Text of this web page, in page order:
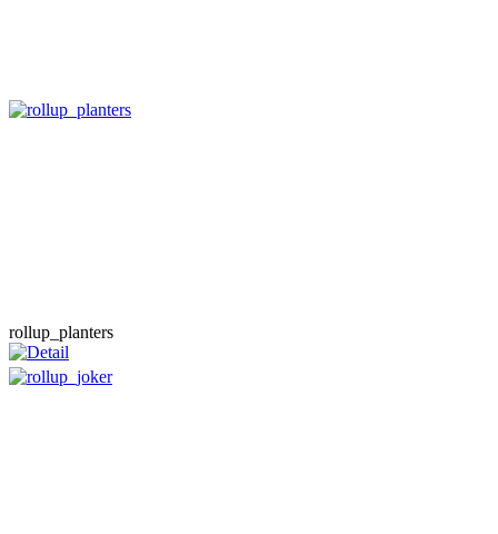
rollup_planters